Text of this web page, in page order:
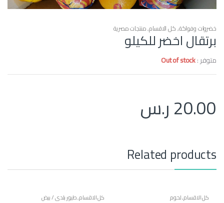
خضروات وفواكة,كل الاقسام,منتجات مصرية
برتقال اخضر للكيلو
متوفر :Out of stock
20.00ر.س
Related products
كل الاقسام,لحوم كل الاقسام,طيور بلدي / بيض